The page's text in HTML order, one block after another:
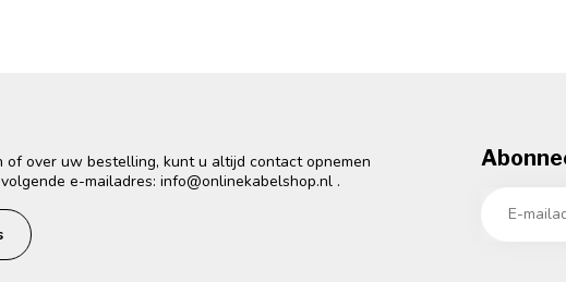
over uw bestelling, kunt u altijd contact opnemen
e-mailadres: info@onlinekabelshop.nl .